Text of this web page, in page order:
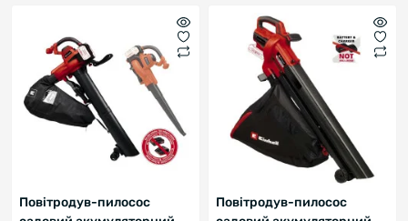
Повітродув-пилосос
Повітродув-пилосос